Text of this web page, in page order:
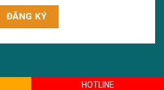
HOTLINE